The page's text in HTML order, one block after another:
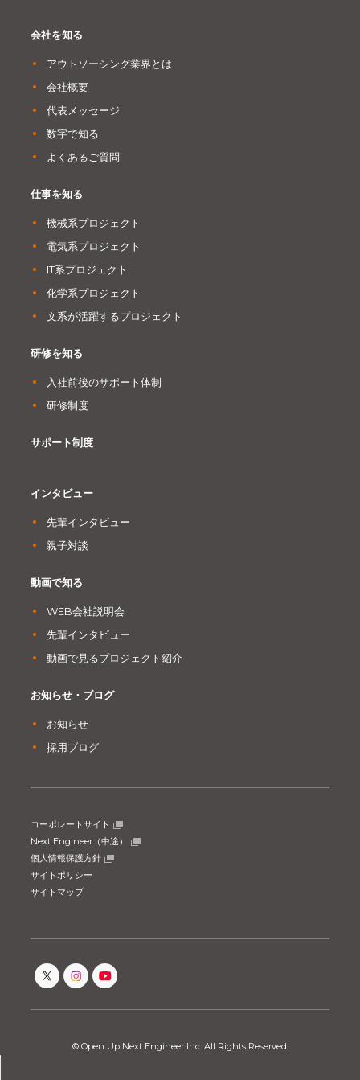
会社を知る
アウトソーシング業界とは
会社概要
代表メッセージ
数字で知る
よくあるご質問
仕事を知る
機械系プロジェクト
電気系プロジェクト
IT系プロジェクト
化学系プロジェクト
文系が活躍するプロジェクト
研修を知る
入社前後のサポート体制
研修制度
サポート制度
インタビュー
先輩インタビュー
親子対談
動画で知る
WEB会社説明会
先輩インタビュー
動画で見るプロジェクト紹介
お知らせ・ブログ
お知らせ
採用ブログ
コーポレートサイト
Next Engineer（中途）
個人情報保護方針
サイトポリシー
サイトマップ
© Open Up Next Engineer Inc. All Rights Reserved.